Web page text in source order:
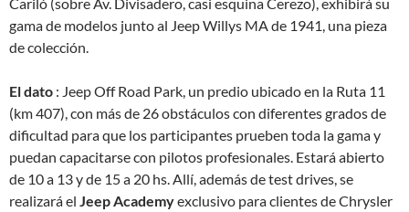
gama de modelos junto al Jeep Willys MA de 1941, una pieza
de colección.
El dato : Jeep Off Road Park, un predio ubicado en la Ruta 11
(km 407), con más de 26 obstáculos con diferentes grados de
dificultad para que los participantes prueben toda la gama y
puedan capacitarse con pilotos profesionales. Estará abierto
de 10 a 13 y de 15 a 20 hs. Allí, además de test drives, se
realizará el Jeep Academyexclusivo para clientes de Chrysler